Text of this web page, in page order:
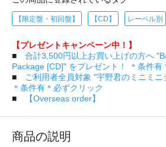
【限定盤・初回盤】 【CD】 レーベル別
【プレゼントキャンペーン中！】
■ 合計3,500円以上お買い上げの方へ
Package [CD]" をプレゼント！ ＊条件有
■
ご利用者全員対象 "宇野君のミニミニ
＊条件有＊必ずクリック
■
【Overseas order】
商品の説明